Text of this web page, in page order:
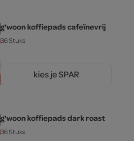
g'woon koffiepads cafeïnevrij
36 Stuks
kies je SPAR
g'woon koffiepads dark roast
36 Stuks